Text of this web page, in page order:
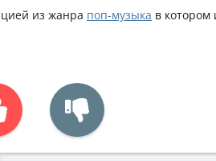
из жанра поп-музыка в котором